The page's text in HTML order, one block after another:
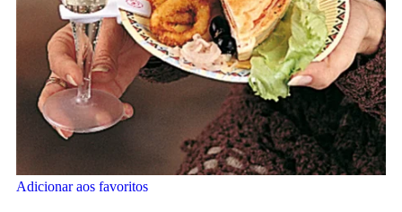
Adicionar aos favoritos